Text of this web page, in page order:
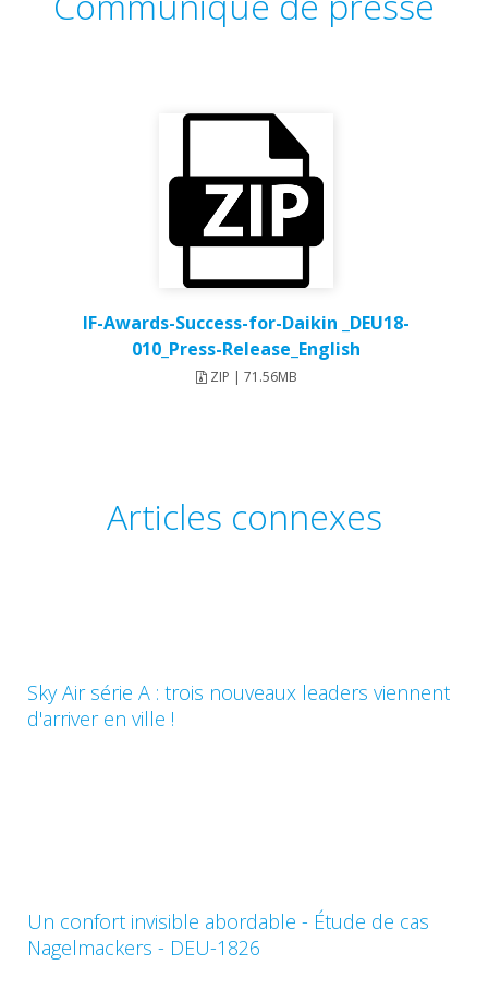
IF-Awards-Success-for-Daikin _DEU18-
010_Press-Release_English
ZIP | 71.56MB
Articles connexes
Sky Air série A : trois nouveaux leaders viennent
d'arriver en ville !
Un confort invisible abordable - Étude de cas
Nagelmackers - DEU-1826